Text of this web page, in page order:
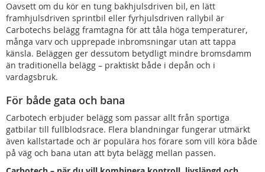
Oavsett om du kör en tung bakhjulsdriven bil, en lätt
framhjulsdriven sprintbil eller fyrhjulsdriven rallybil är
Carbotechs belägg framtagna för att tåla höga temperaturer,
många varv och upprepade inbromsningar utan att tappa
känsla. Beläggen ger dessutom betydligt mindre bromsdamm
än traditionella belägg – praktiskt både i depån och i
vardagsbruk.
För både gata och bana
Carbotech erbjuder belägg som passar allt från sportiga
gatbilar till fullblodsrace. Flera blandningar fungerar utmärkt
även kallstartade och är populära hos förare som vill köra både
på väg och bana utan att byta belägg mellan passen.